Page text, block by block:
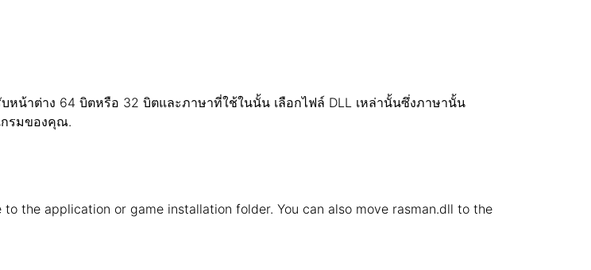
น้าต่าง 64 บิตหรือ 32 บิตและภาษาที่ใช้ในนั้น เลือกไฟล์ DLL เหล่านั้นซึ่งภาษานั้น
กรมของคุณ.
the application or game installation folder. You can also move rasman.dll to the